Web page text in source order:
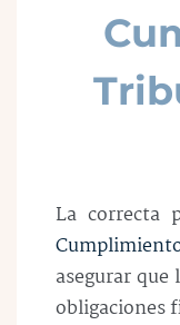
La correcta
asegurar que
obligaciones